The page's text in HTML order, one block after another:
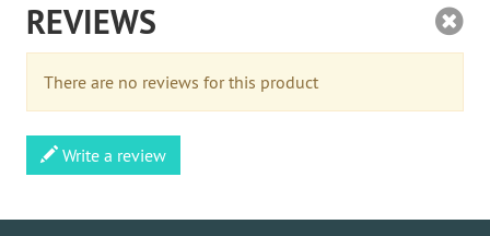
REVIEWS
There are no reviews for this product
Write a review